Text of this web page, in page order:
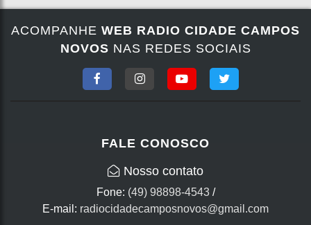
ACOMPANHE WEB RADIO CIDADE CAMPOS
NOVOS NAS REDES SOCIAIS
FALE CONOSCO
Nosso contato
Fone: (49) 98898-4543/
E-mail: radiocidadecamposnovos@gmail.com